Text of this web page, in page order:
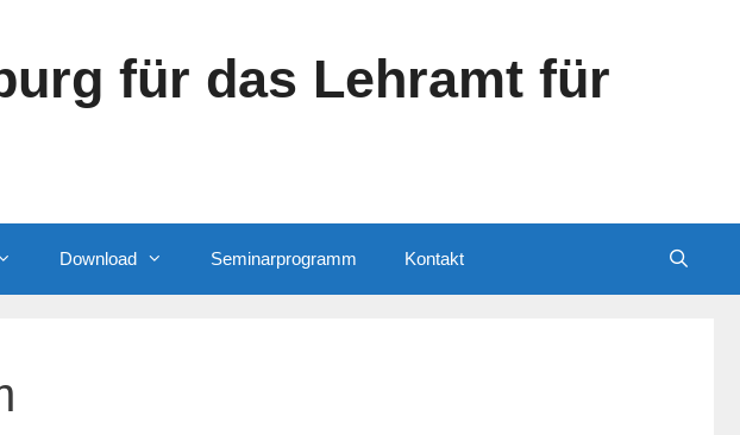
für das Lehramt für
Download Seminarprogramm Kontakt